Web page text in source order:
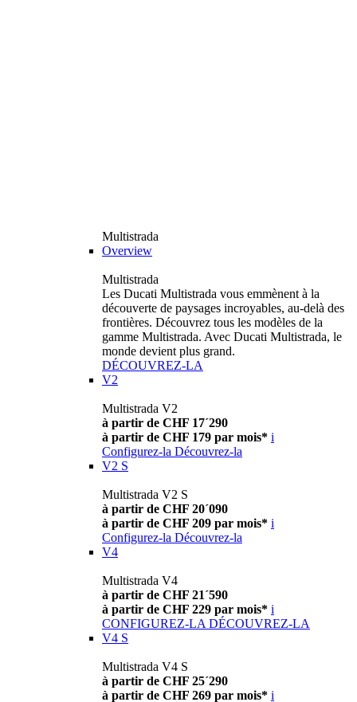
Multistrada
Overview
Multistrada
Les Ducati Multistrada vous emmènent à la
découverte de paysages incroyables, au-delà des
frontières. Découvrez tous les modèles de la
gamme Multistrada. Avec Ducati Multistrada, le
monde devient plus grand.
DÉCOUVREZ-LA
V2
Multistrada V2
à partir de CHF 17´290
à partir de CHF 179 par mois* i
Configurez-la Découvrez-la
V2 S
Multistrada V2 S
à partir de CHF 20´090
à partir de CHF 209 par mois* i
Configurez-la Découvrez-la
V4
Multistrada V4
à partir de CHF 21´590
à partir de CHF 229 par mois* i
CONFIGUREZ-LA DÉCOUVREZ-LA
V4 S
Multistrada V4 S
à partir de CHF 25´290
à partir de CHF 269 par mois* i